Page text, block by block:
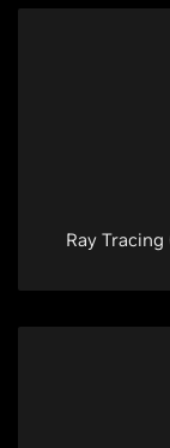
Ray